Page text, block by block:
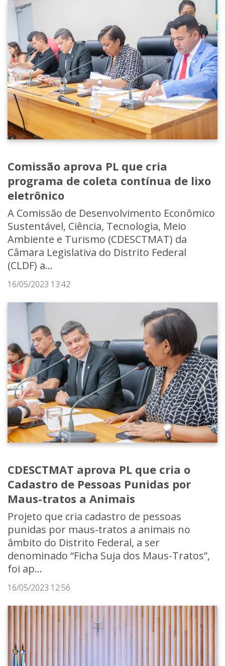
Comissão aprova PL que cria
programa de coleta contínua de lixo
eletrônico
A Comissão de Desenvolvimento Econômico
Sustentável, Ciência, Tecnologia, Meio
Ambiente e Turismo (CDESCTMAT) da
Câmara Legislativa do Distrito Federal
(CLDF) a...
16/05/2023 13:42
CDESCTMAT aprova PL que cria o
Cadastro de Pessoas Punidas por
Maus-tratos a Animais
Projeto que cria cadastro de pessoas
punidas por maus-tratos a animais no
âmbito do Distrito Federal, a ser
denominado “Ficha Suja dos Maus-Tratos”,
foi ap...
16/05/2023 12:56